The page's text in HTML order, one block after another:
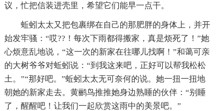
议，忙把信装进壳里，希望它们能早一点干。
蚯蚓太太又把包裹绑在自己的那肥胖的身体上，并开
始发牢骚：“哎??！每次下雨都得搬家，真是烦死了！”她
心烦意乱地说，“这一次的新家在往哪儿找啊！”和蔼可亲
的大树爷爷对蚯蚓说：“到我这来吧，正好可以帮我松松
土。”“那好吧。”蚯蚓太太无可奈何的说。她一扭一扭地
朝她的新家走去。黄鹂鸟推推她身边熟睡的伙伴：“别睡
了，醒醒吧！让我们一起欣赏这雨中的美景吧。”